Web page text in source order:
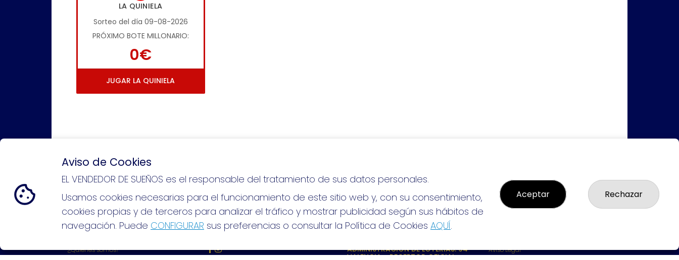
LA QUINIELA
Sorteo del día 09-08-2026
PRÓXIMO BOTE MILLONARIO:
0€
JUGAR LA QUINIELA
Si puedes soñarlo, puedes hacerlo, ¡mucha suerte!
EL VENDEDOR DE SUEÑOS
¿Quiénes somos?
REDES SOCIALES
ADMINISTRACION DE LOTERIAS: 94-
VALENCIA - RECEPTOR OFICIAL:
Aviso Legal
Aviso de Cookies
EL VENDEDOR DE SUEÑOS es el responsable del tratamiento de sus datos personales.
Usamos cookies necesarias para el funcionamiento de este sitio web y, con su consentimiento,
cookies propias y de terceros para analizar el tráfico y mostrar publicidad según sus hábitos de
navegación. Puede CONFIGURAR sus preferencias o consultar la Política de Cookies AQUÍ.
Aceptar Rechazar